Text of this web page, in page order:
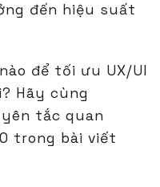
đến hiệu suất
để tối ưu UX/UI
Hãy cùng
tắc quan
trong bài viết